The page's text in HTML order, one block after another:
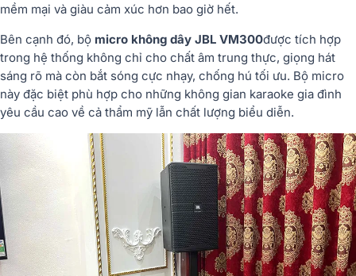
mềm mại và giàu cảm xúc hơn bao giờ hết.
Bên cạnh đó, bộ micro không dây JBL VM300được tích hợp
trong hệ thống không chỉ cho chất âm trung thực, giọng hát
sáng rõ mà còn bắt sóng cực nhạy, chống hú tối ưu. Bộ micro
này đặc biệt phù hợp cho những không gian karaoke gia đình
yêu cầu cao về cả thẩm mỹ lẫn chất lượng biểu diễn.